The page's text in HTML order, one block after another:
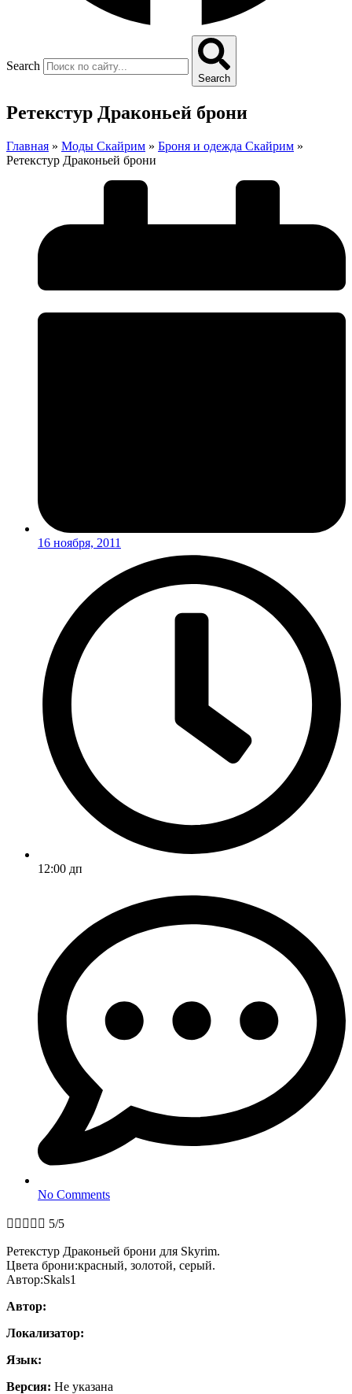
Search
Search
Ретекстур Драконьей брони
Главная » Моды Скайрим » Броня и одежда Скайрим »
Ретекстур Драконьей брони
16 ноября, 2011
12:00 дп
No Comments
     5/5
Ретекстур Драконьей брони для Skyrim.
Цвета брони:красный, золотой, серый.
Автор:Skals1
Автор:
Локализатор:
Язык:
Версия: Не указана